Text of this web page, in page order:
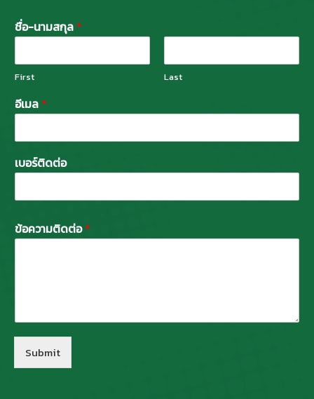
ชื่อ-นามสกุล *
First Last
อีเมล *
เบอร์ติดต่อ
ข้อความติดต่อ*
Submit